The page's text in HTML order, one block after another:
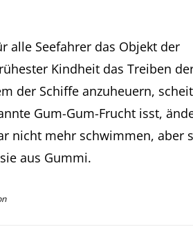
alle Seefahrer das Objekt der
Kindheit das Treiben
der Schiffe anzuheuern,
Gum-Gum-Frucht isst,
nicht mehr schwimmen, aber
aus Gummi.